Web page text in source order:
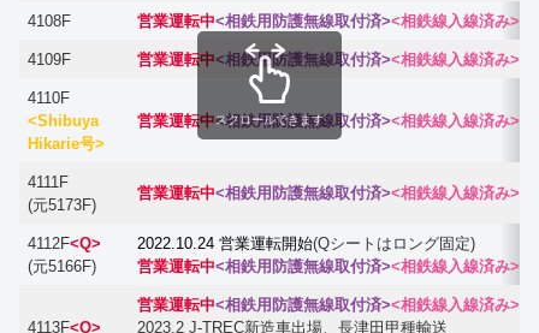
4108F 営業運転中<相鉄用防護無線取付済><相鉄線入線済み>
4109F 営業運転中<相鉄用防護無線取付済><相鉄線入線済み>
4110F
<Shibuya
Hikarie号>
営業運転中<相鉄用防護無線取付済><相鉄線入線済み>
4111F
(元5173F)
営業運転中<相鉄用防護無線取付済><相鉄線入線済み>
4112F<Q>
(元5166F)
2022.10.24 営業運転開始(Qシートはロング固定)
営業運転中<相鉄用防護無線取付済><相鉄線入線済み>
4113F<Q>
営業運転中<相鉄用防護無線取付済><相鉄線入線済み>
2023.2 J-TREC新造車出場、長津田甲種輸送
スクロールできます